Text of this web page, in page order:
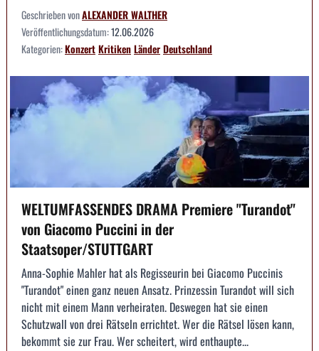
Geschrieben vonALEXANDER WALTHER
Veröffentlichungsdatum:12.06.2026
Kategorien:KonzertKritikenLänderDeutschland
WELTUMFASSENDES DRAMA Premiere "Turandot"
von Giacomo Puccini in der
Staatsoper/STUTTGART
Anna-Sophie Mahler hat als Regisseurin bei Giacomo Puccinis
"Turandot" einen ganz neuen Ansatz. Prinzessin Turandot will sich
nicht mit einem Mann verheiraten. Deswegen hat sie einen
Schutzwall von drei Rätseln errichtet. Wer die Rätsel lösen kann,
bekommt sie zur Frau. Wer scheitert, wird enthaupte...